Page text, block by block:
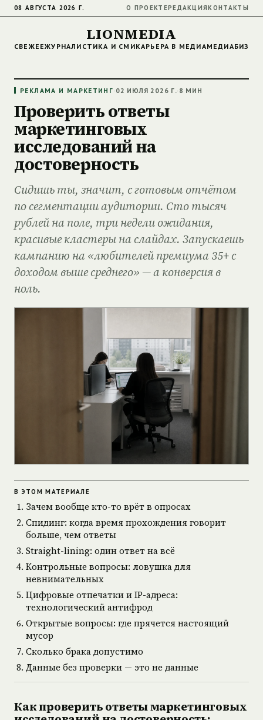
08 АВГУСТА 2026 Г. О ПРОЕКТЕРЕДАКЦИЯКОНТАКТЫ
LIONMEDIA
СВЕЖЕЕЖУРНАЛИСТИКА И СМИКАРЬЕРА В МЕДИА
РЕКЛАМА И МАРКЕТИНГ·02 ИЮЛЯ 2026 Г.·8 МИН
Проверить ответы
маркетинговых
исследований на
достоверность
Сидишь ты, значит, с готовым отчётом
по сегментации аудитории. Сто тысяч
рублей на поле, три недели ожидания,
красивые кластеры на слайдах. Запускаешь
кампанию на «любителей премиума 35+ с
доходом выше среднего» — а конверсия в
ноль.
В ЭТОМ МАТЕРИАЛЕ
Зачем вообще кто-то врёт в опросах
Спидинг: когда время прохождения говорит
больше, чем ответы
Straight-lining: один ответ на всё
Контрольные вопросы: ловушка для
невнимательных
Цифровые отпечатки и IP-адреса:
технологический антифрод
Открытые вопросы: где прячется настоящий
мусор
Сколько брака допустимо
Данные без проверки — это не данные
Как проверить ответы маркетинговых